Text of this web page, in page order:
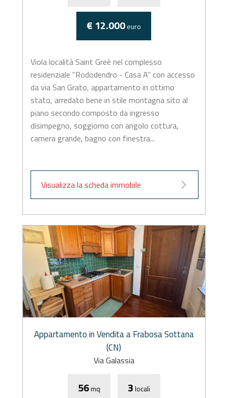
€ 12.000euro
Viola località Saint Greè nel complesso
residenziale "Rododendro - Casa A" con accesso
da via San Grato, appartamento in ottimo
stato, arredato bene in stile montagna sito al
piano secondo composto da ingresso
disimpegno, soggiorno con angolo cottura,
camera grande, bagno con finestra...
Visualizza la scheda immobile
Appartamento in Vendita a Frabosa Sottana
(CN)
Via Galassia
56mq 3locali